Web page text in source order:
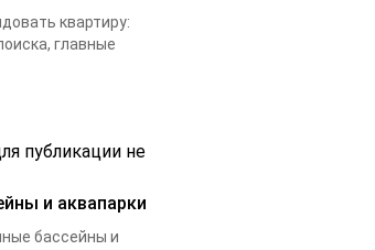
квартиру:
главные
и аквапарки
бассейны и